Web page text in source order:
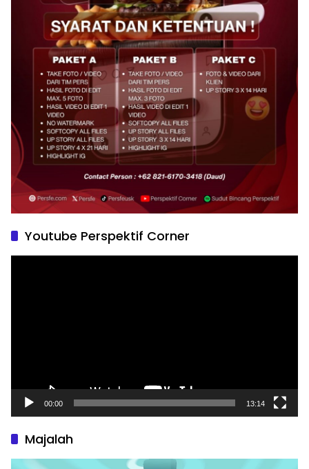
Youtube Perspektif Corner
00:00 13:14
Majalah